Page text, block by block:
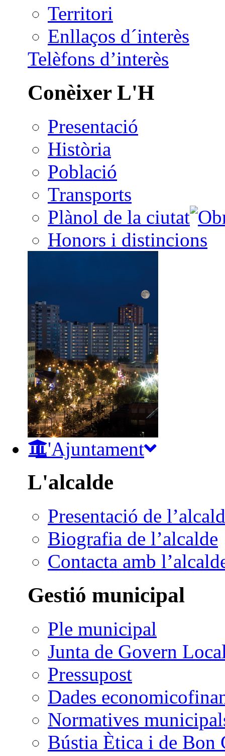
Territori
Enllaços d´interès
Telèfons d’interès
Conèixer L'H
Presentació
Història
Població
Transports
Plànol de la ciutat
Honors i distincions
L'Ajuntament
L'alcalde
Presentació de
Biografia de l’alcalde
Contacta amb
Gestió municipal
Ple municipal
Junta de Govern
Pressupost
Dades
Normatives
Bústia Ètica i de Bon